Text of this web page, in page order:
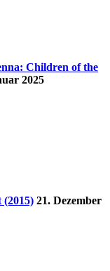
Children of the
2025
(2015) 21. Dezember